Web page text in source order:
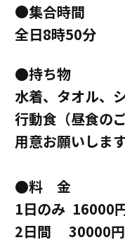
●集合時間
全日8時50分
●持ち物
水着、タオル、
行動食（昼食の
用意お願いします
●料 金
1日のみ 16000
2日間 30000円